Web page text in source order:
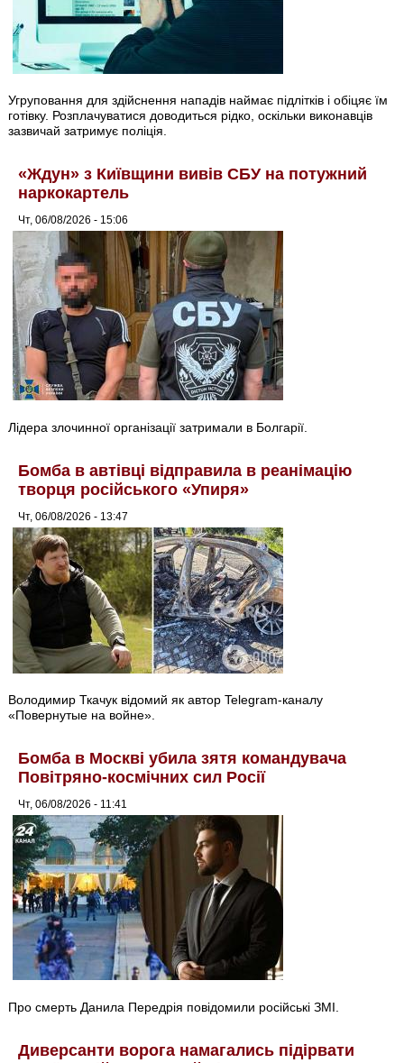
Угруповання для здійснення нападів наймає підлітків і обіцяє їм
готівку. Розплачуватися доводиться рідко, оскільки виконавців
зазвичай затримує поліція.
«Ждун» з Київщини вивів СБУ на потужний
наркокартель
Чт, 06/08/2026 - 15:06
Лідера злочинної організації затримали в Болгарії.
Бомба в автівці відправила в реанімацію
творця російського «Упиря»
Чт, 06/08/2026 - 13:47
Володимир Ткачук відомий як автор Telegram-каналу
«Повернутые на войне».
Бомба в Москві убила зятя командувача
Повітряно-космічних сил Росії
Чт, 06/08/2026 - 11:41
Про смерть Данила Передрія повідомили російські ЗМІ.
Диверсанти ворога намагались підірвати